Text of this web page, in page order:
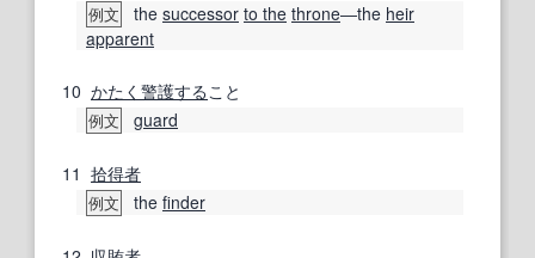
例文 the successor to the throne―the heir
apparent
10 かたく 警護すること
例文 guard
11 拾得者
例文 the finder